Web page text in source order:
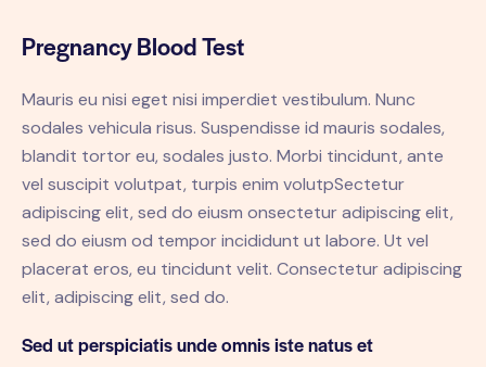
Pregnancy Blood Test
Mauris eu nisi eget nisi imperdiet vestibulum. Nunc
sodales vehicula risus. Suspendisse id mauris sodales,
blandit tortor eu, sodales justo. Morbi tincidunt, ante
vel suscipit volutpat, turpis enim volutpSectetur
adipiscing elit, sed do eiusm onsectetur adipiscing elit,
sed do eiusm od tempor incididunt ut labore. Ut vel
placerat eros, eu tincidunt velit. Consectetur adipiscing
elit, adipiscing elit, sed do.
Sed ut perspiciatis unde omnis iste natus et